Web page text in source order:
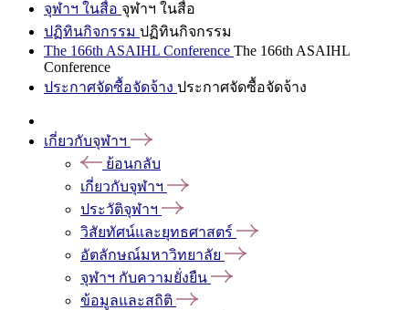
จุฬาฯ ในสื่อ จุฬาฯ ในสื่อ
ปฏิทินกิจกรรม ปฏิทินกิจกรรม
The 166th ASAIHL Conference The 166th ASAIHL
Conference
ประกาศจัดซื้อจัดจ้าง ประกาศจัดซื้อจัดจ้าง
เกี่ยวกับจุฬาฯ
ย้อนกลับ
เกี่ยวกับจุฬาฯ
ประวัติจุฬาฯ
วิสัยทัศน์และยุทธศาสตร์
อัตลักษณ์มหาวิทยาลัย
จุฬาฯ กับความยั่งยืน
ข้อมูลและสถิติ